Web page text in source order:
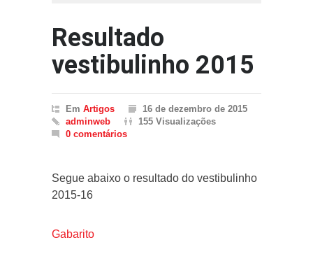
Resultado
vestibulinho 2015
Em Artigos
16 de dezembro de 2015
adminweb
155 Visualizações
0 comentários
Segue abaixo o resultado do vestibulinho
2015-16
Gabarito